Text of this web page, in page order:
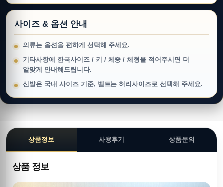
사이즈 & 옵션 안내
의류는 옵션을 편하게 선택해 주세요.
기타사항에 한국사이즈 / 키 / 체중 / 체형을 적어주시면 더
알맞게 안내해드립니다.
신발은 국내 사이즈 기준, 벨트는 허리사이즈로 선택해 주세요.
상품정보 사용후기 상품문의
상품 정보